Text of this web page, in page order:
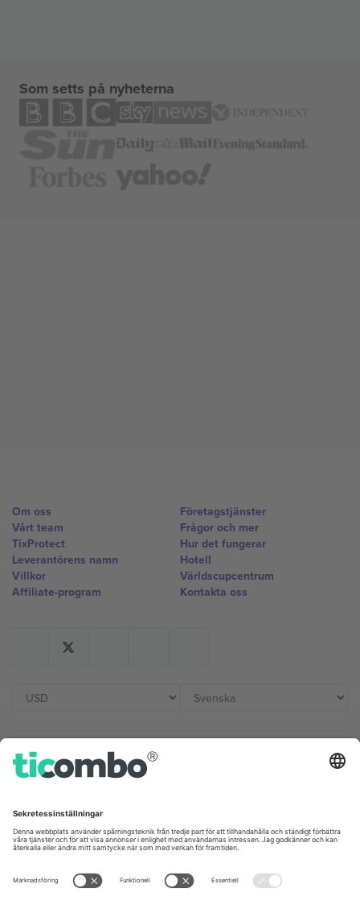
Som setts på nyheterna
Om oss
Vårt team
TixProtect
Leverantörens namn
Villkor
Affiliate-program
Företagstjänster
Frågor och mer
Hur det fungerar
Hotell
Världscupcentrum
Kontakta oss
Kontor och support
Unter den Linden 24, 10117
Berlin, Germany
London, EC1V 1AW, United
Kingdom
United States
Switzerland